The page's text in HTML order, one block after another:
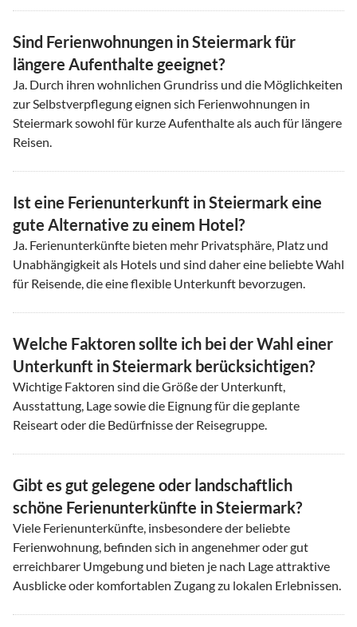
Sind Ferienwohnungen in Steiermark für
längere Aufenthalte geeignet?
Ja. Durch ihren wohnlichen Grundriss und die Möglichkeiten
zur Selbstverpflegung eignen sich Ferienwohnungen in
Steiermark sowohl für kurze Aufenthalte als auch für längere
Reisen.
Ist eine Ferienunterkunft in Steiermark eine
gute Alternative zu einem Hotel?
Ja. Ferienunterkünfte bieten mehr Privatsphäre, Platz und
Unabhängigkeit als Hotels und sind daher eine beliebte Wahl
für Reisende, die eine flexible Unterkunft bevorzugen.
Welche Faktoren sollte ich bei der Wahl einer
Unterkunft in Steiermark berücksichtigen?
Wichtige Faktoren sind die Größe der Unterkunft,
Ausstattung, Lage sowie die Eignung für die geplante
Reiseart oder die Bedürfnisse der Reisegruppe.
Gibt es gut gelegene oder landschaftlich
schöne Ferienunterkünfte in Steiermark?
Viele Ferienunterkünfte, insbesondere der beliebte
Ferienwohnung, befinden sich in angenehmer oder gut
erreichbarer Umgebung und bieten je nach Lage attraktive
Ausblicke oder komfortablen Zugang zu lokalen Erlebnissen.